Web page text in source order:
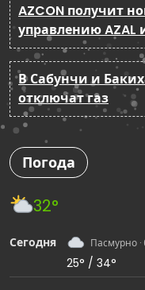
AZCON получит
управлению AZAL
В Сабунчи и
отключат газ
Погода
32°
Сегодня Пасмурно ·
25° / 34°